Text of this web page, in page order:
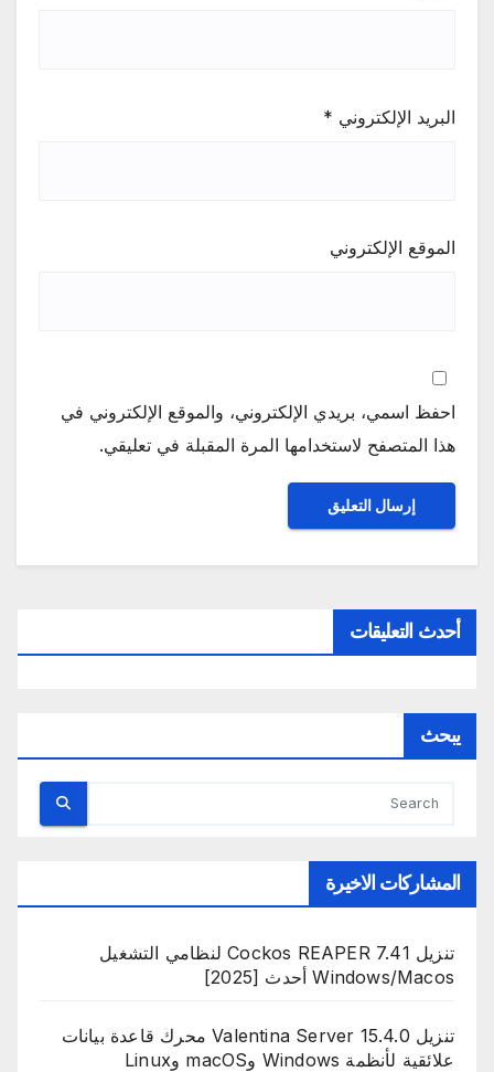
البريد الإلكتروني *
الموقع الإلكتروني
احفظ اسمي، بريدي الإلكتروني، والموقع الإلكتروني في
هذا المتصفح لاستخدامها المرة المقبلة في تعليقي.
أحدث التعليقات
يبحث
المشاركات الاخيرة
تنزيل Cockos REAPER 7.41 لنظامي التشغيل
Windows/Macos أحدث [2025]
تنزيل Valentina Server 15.4.0 محرك قاعدة بيانات
علائقية لأنظمة Windows وmacOS وLinux